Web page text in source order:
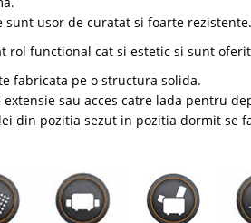
usor de curatat si foarte rezistente.
rol functional cat si estetic si sunt
fabricata pe o structura solida.
sau acces catre lada pentru
din pozitia sezut in pozitia dormit se